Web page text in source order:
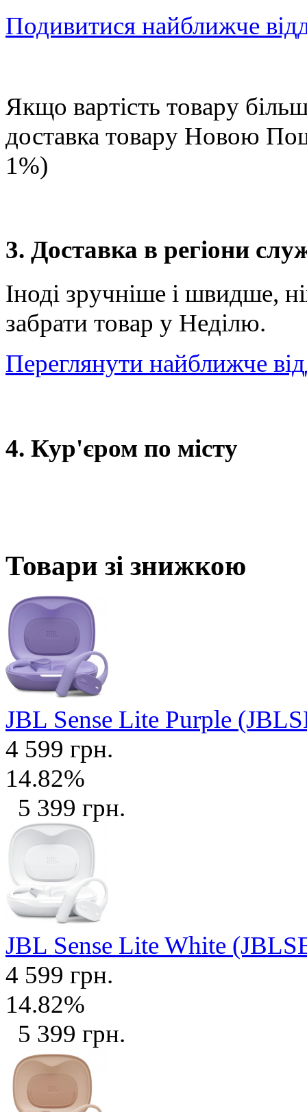
Подивитися найближче
Якщо вартість товару
доставка товару Новою
1%)
3. Доставка в регіони
Іноді зручніше і швидше,
забрати товар у Неділю.
Переглянути найближче
4. Кур'єром по місту
Товари зі знижкою
JBL Sense Lite Purple
4 599 грн.
14.82%
5 399 грн.
JBL Sense Lite White
4 599 грн.
14.82%
5 399 грн.